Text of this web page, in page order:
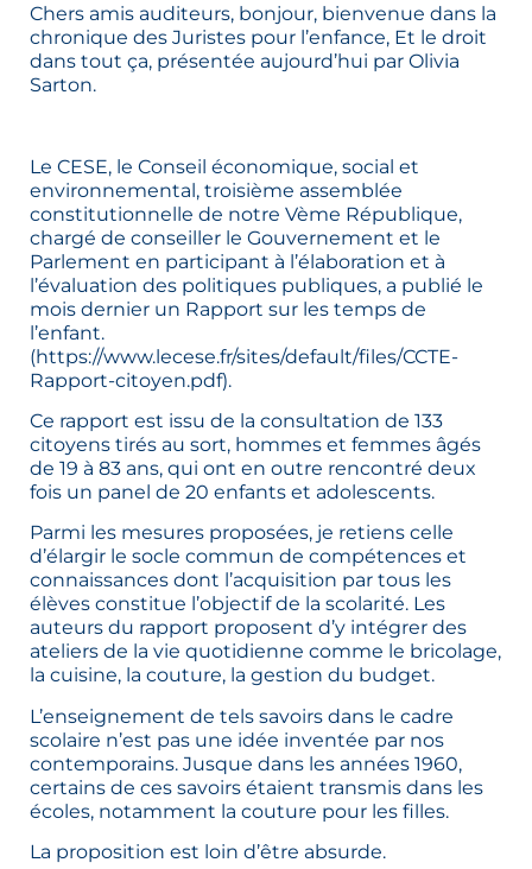
Chers amis auditeurs, bonjour, bienvenue dans la
chronique des Juristes pour l’enfance, Et le droit
dans tout ça, présentée aujourd’hui par Olivia
Sarton.
Le CESE, le Conseil économique, social et
environnemental, troisième assemblée
constitutionnelle de notre Vème République,
chargé de conseiller le Gouvernement et le
Parlement en participant à l’élaboration et à
l’évaluation des politiques publiques, a publié le
mois dernier un Rapport sur les temps de
l’enfant.
(https://www.lecese.fr/sites/default/files/CCTE-
Rapport-citoyen.pdf).
Ce rapport est issu de la consultation de 133
citoyens tirés au sort, hommes et femmes âgés
de 19 à 83 ans, qui ont en outre rencontré deux
fois un panel de 20 enfants et adolescents.
Parmi les mesures proposées, je retiens celle
d’élargir le socle commun de compétences et
connaissances dont l’acquisition par tous les
élèves constitue l’objectif de la scolarité. Les
auteurs du rapport proposent d’y intégrer des
ateliers de la vie quotidienne comme le bricolage,
la cuisine, la couture, la gestion du budget.
L’enseignement de tels savoirs dans le cadre
scolaire n’est pas une idée inventée par nos
contemporains. Jusque dans les années 1960,
certains de ces savoirs étaient transmis dans les
écoles, notamment la couture pour les filles.
La proposition est loin d’être absurde.